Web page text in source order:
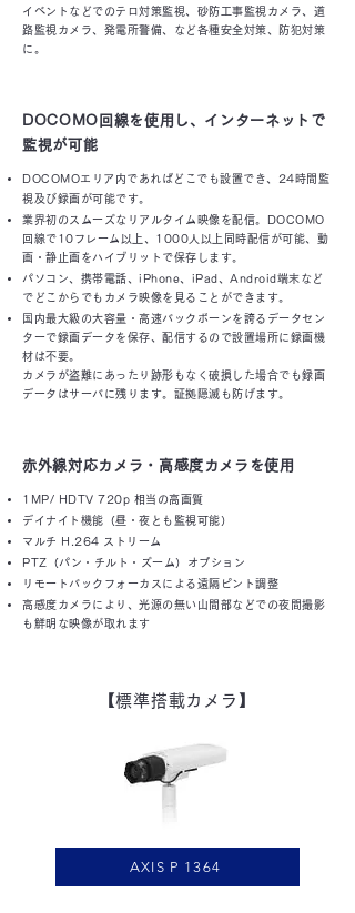
イベントなどでのテロ対策監視、砂防工事監視カメラ、道
路監視カメラ、発電所警備、など各種安全対策、防犯対策
に。
DOCOMO回線を使用し、インターネットで
監視が可能
DOCOMOエリア内であればどこでも設置でき、24時間監
視及び録画が可能です。
業界初のスムーズなリアルタイム映像を配信。DOCOMO
回線で10フレーム以上、1000人以上同時配信が可能、動
画・静止画をハイブリットで保存します。
パソコン、携帯電話、iPhone、iPad、Android端末など
でどこからでもカメラ映像を見ることができます。
国内最大級の大容量・高速バックボーンを誇るデータセン
ターで録画データを保存、配信するので設置場所に録画機
材は不要。
カメラが盗難にあったり跡形もなく破損した場合でも録画
データはサーバに残ります。証拠隠滅も防げます。
赤外線対応カメラ・高感度カメラを使用
1MP/ HDTV 720p 相当の高画質
デイナイト機能（昼・夜とも監視可能）
マルチ H.264 ストリーム
PTZ（パン・チルト・ズーム）オプション
リモートバックフォーカスによる遠隔ピント調整
高感度カメラにより、光源の無い山間部などでの夜間撮影
も鮮明な映像が取れます
【標準搭載カメラ】
AXIS P 1364